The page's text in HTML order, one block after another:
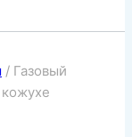
/ Газовый